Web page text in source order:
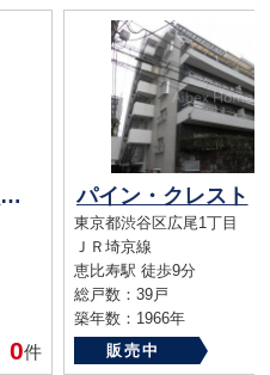
ピアース恵比寿ウエストヒルズ
0件
パイン・クレスト
東京都渋谷区広尾1丁目
ＪＲ埼京線
恵比寿駅 徒歩9分
総戸数：39戸
築年数：1966年
販売中